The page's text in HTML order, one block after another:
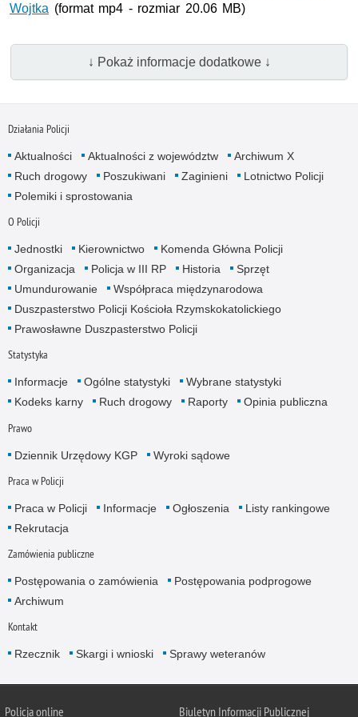
Wojtka (format mp4 - rozmiar 20.06 MB)
↓ Pokaż informacje dodatkowe ↓
Działania Policji
Aktualności Aktualności z województw
Archiwum X
Ruch drogowy
Poszukiwani Zaginieni
Lotnictwo Policji
Polemiki i sprostowania
O Policji
Jednostki Kierownictwo
Komenda Główna Policji
Organizacja
Policja w III RP Historia
Sprzęt
Umundurowanie
Współpraca międzynarodowa
Duszpasterstwo Policji Kościoła Rzymskokatolickiego
Prawosławne Duszpasterstwo Policji
Statystyka
Informacje Ogólne statystyki
Wybrane statystyki
Kodeks karny
Ruch drogowy Raporty Opinia publiczna
Prawo
Dziennik Urzędowy KGP Wyroki sądowe
Praca w Policji
Praca w Policji Informacje Ogłoszenia
Listy rankingowe
Rekrutacja
Zamówienia publiczne
Postępowania o zamówienia
Postępowania podprogowe
Archiwum
Kontakt
Rzecznik Skargi i wnioski Sprawy weteranów
Policjaonline Biuletyn Informacji Publicznej